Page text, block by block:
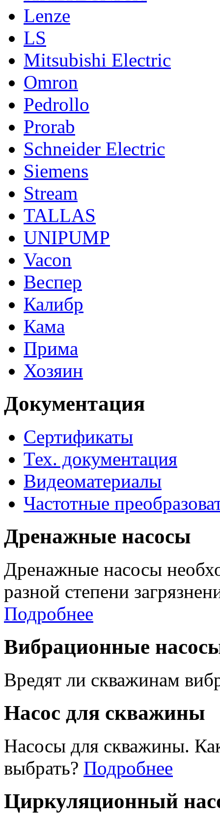
Lenze
LS
Mitsubishi Electric
Omron
Pedrollo
Prorab
Schneider Electric
Siemens
Stream
TALLAS
UNIPUMP
Vacon
Веспер
Калибр
Кама
Прима
Хозяин
Документация
Сертификаты
Тех. документация
Видеоматериалы
Частотные
Дренажные насосы
Дренажные насосы
разной степени
Подробнее
Вибрационные
Вредят ли скважинам
Насос для скважины
Насосы для скважины.
выбрать? Подробнее
Циркуляционный